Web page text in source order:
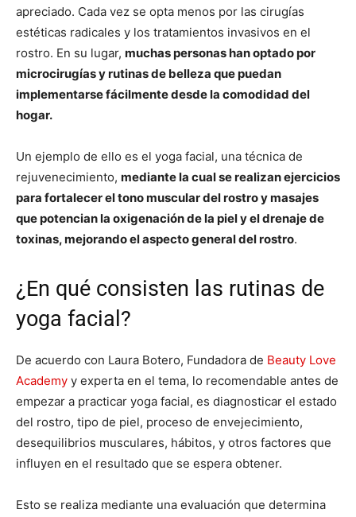
apreciado. Cada vez se opta menos por las cirugías
estéticas radicales y los tratamientos invasivos en el
rostro. En su lugar, muchas personas han optado por
microcirugías y rutinas de belleza que puedan
implementarse fácilmente desde la comodidad del
hogar.
Un ejemplo de ello es el yoga facial, una técnica de
rejuvenecimiento, mediante la cual se realizan ejercicios
para fortalecer el tono muscular del rostro y masajes
que potencian la oxigenación de la piel y el drenaje de
toxinas, mejorando el aspecto general del rostro.
¿En qué consisten las rutinas de
yoga facial?
De acuerdo con Laura Botero, Fundadora de Beauty Love
Academy y experta en el tema, lo recomendable antes de
empezar a practicar yoga facial, es diagnosticar el estado
del rostro, tipo de piel, proceso de envejecimiento,
desequilibrios musculares, hábitos, y otros factores que
influyen en el resultado que se espera obtener.
Esto se realiza mediante una evaluación que determina